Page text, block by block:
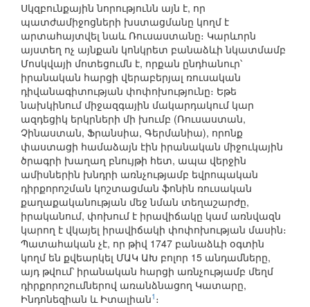
Սկզբունքային նորությունն այն է, որ
պատժամիջոցների խստացմանը կողմ է
արտահայտվել նաև Ռուսաստանը։ Կարևորն
այստեղ ոչ այնքան կոնկրետ բանաձևի նկատմամբ
Մոսկվայի մոտեցումն է, որքան ընդհանուր՝
իրանական հարցի վերաբերյալ ռուսական
դիվանագիտության փոփոխությունը։ Եթե
նախկինում միջազգային մակարդակում կար
ազդեցիկ երկրների մի խումբ (Ռուսաստան,
Չինաստան, Ֆրանսիա, Գերմանիա), որոնք
փաստացի համաձայն էին իրանական միջուկային
ծրագրի խաղաղ բնույթի հետ, ապա վերջին
ամիսներին խնդրի առնչությամբ եվրոպական
դիրքորոշման կոշտացման ֆոնին ռուսական
քաղաքականության մեջ նման տեղաշարժը,
իրականում, փոխում է իրավիճակը կամ առնվազն
կարող է վկայել իրավիճակի փոփոխության մասին։
Պատահական չէ, որ թիվ 1747 բանաձևի օգտին
կողմ են քվեարկել ՄԱԿ ԱԽ բոլոր 15 անդամները,
այդ թվում՝ իրանական հարցի առնչությամբ մեղմ
դիրքորոշումներով առանձնացող Կատարը,
Ինդոնեզիան և Իտալիան1 ։